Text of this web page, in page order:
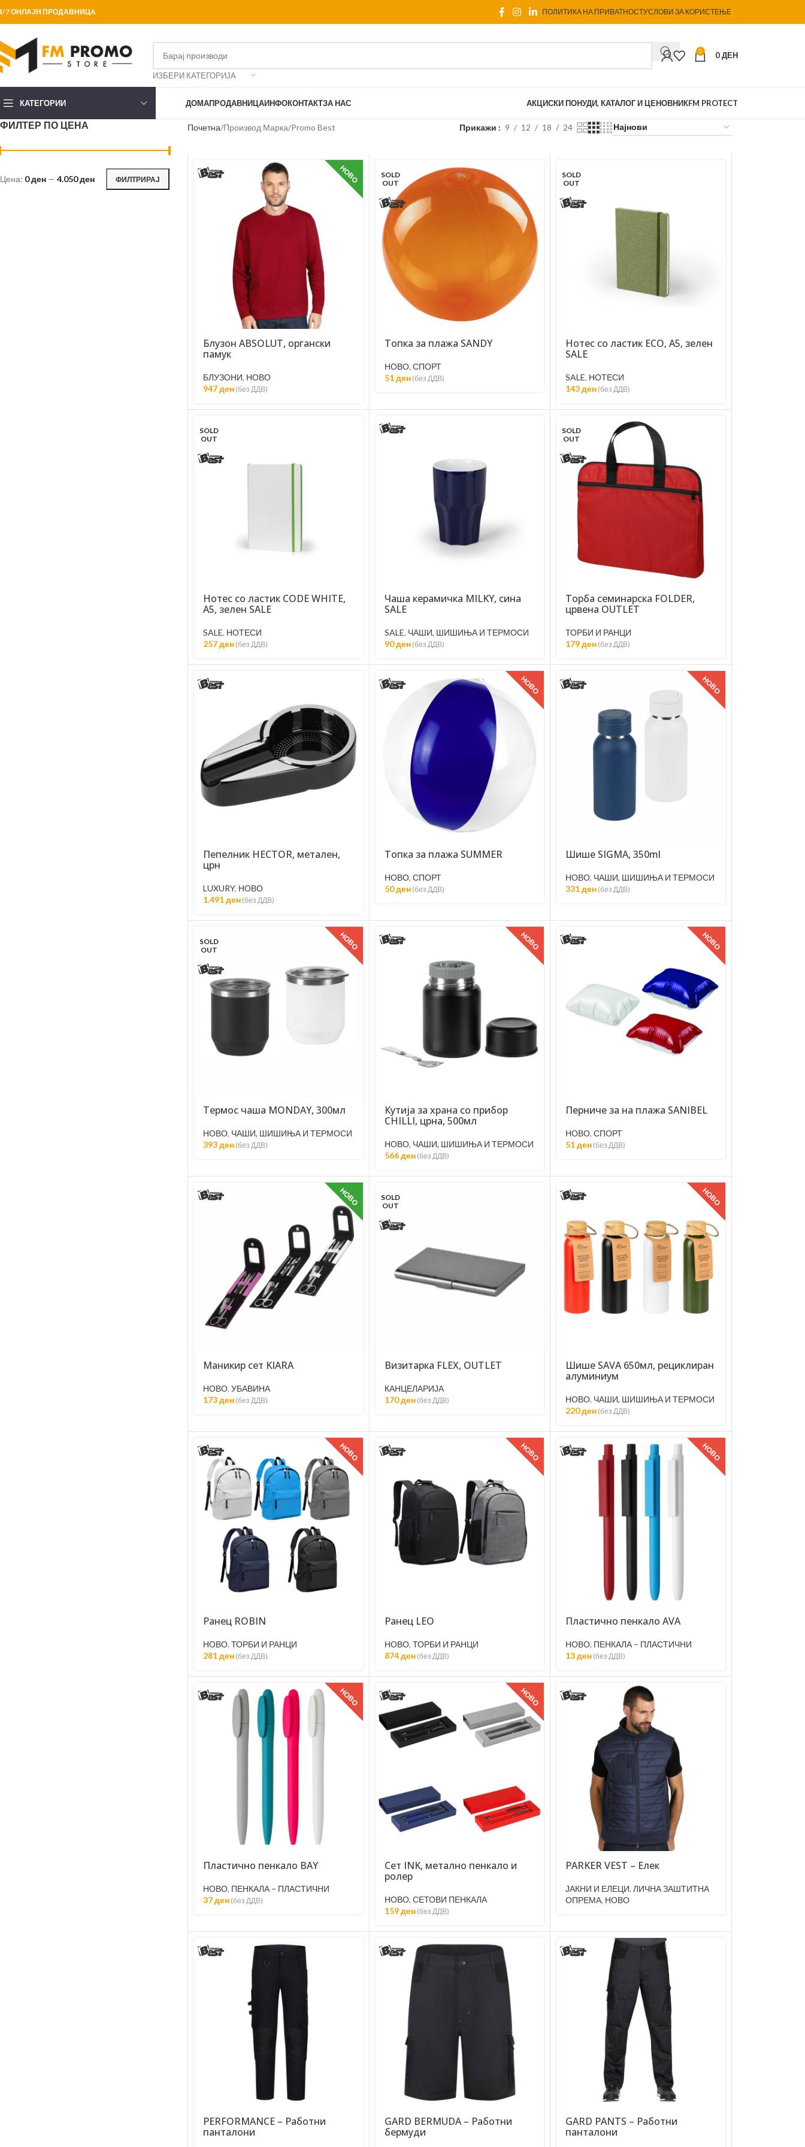
7 ОНЛАЈН ПРОДАВНИЦA ПОЛИТИКА НА ПРИВАТНОСТУСЛОВИ ЗА КОРИСТЕЊЕ
ИЗБЕРИ КАТЕГОРИЈА
0 0ДЕН
КАТЕГОРИИ ДОМАПРОДАВНИЦАИНФОКОНТАКТЗА НАС АКЦИСКИ ПОНУДИ, КАТАЛОГ И ЦЕНОВНИКFM PROTECT
ФИЛТЕР ПО ЦЕНА
ФИЛТРИРАЈ
Цена: 0 ден — 4.050 ден
Почетна Производ Марка Promo Best Прикажи 9 12 18 24
НОВО
Блузон ABSOLUT, органски
памук
БЛУЗОНИ, НОВО
947ден(без ДДВ)
SOLD
OUT
Топка за плажа SANDY
НОВО, СПОРТ
51ден(без ДДВ)
SOLD
OUT
Нотес со ластик ECO, А5, зелен
SALE
SALE, НОТЕСИ
143ден (без ДДВ)
SOLD
OUT
Нотес со ластик CODE WHITE,
А5, зелен SALE
SALE, НОТЕСИ
257ден(без ДДВ)
Чаша керамичка MILKY, сина
SALE
SALE, ЧАШИ, ШИШИЊА И ТЕРМОСИ
90ден(без ДДВ)
SOLD
OUT
Торба семинарска FOLDER,
црвена OUTLET
ТОРБИ И РАНЦИ
179ден (без ДДВ)
Пепелник HECTOR, метален,
црн
LUXURY, НОВО
1.491ден(без ДДВ)
НОВО
Топка за плажа SUMMER
НОВО, СПОРТ
50ден(без ДДВ)
НОВО
Шише SIGMA, 350ml
НОВО, ЧАШИ, ШИШИЊА И ТЕРМОСИ
331ден (без ДДВ)
SOLD
OUT
НОВО
Термос чаша MONDAY, 300мл
НОВО, ЧАШИ, ШИШИЊА И ТЕРМОСИ
393ден(без ДДВ)
НОВО
Кутија за храна со прибор
CHILLI, црна, 500мл
НОВО, ЧАШИ, ШИШИЊА И ТЕРМОСИ
566ден(без ДДВ)
НОВО
Перниче за на плажа SANIBEL
НОВО,СПОРТ
51ден (без ДДВ)
НОВО
Маникир сет KIARA
НОВО, УБАВИНА
173ден(без ДДВ)
SOLD
OUT
Визитарка FLEX, OUTLET
КАНЦЕЛАРИЈА
170ден(без ДДВ)
НОВО
Шише SAVA 650мл, рециклиран
алуминиум
НОВО, ЧАШИ, ШИШИЊА И ТЕРМОСИ
220ден (без ДДВ)
НОВО
Ранец ROBIN
НОВО, ТОРБИ И РАНЦИ
281ден(без ДДВ)
НОВО
Ранец LEO
НОВО, ТОРБИ И РАНЦИ
874ден(без ДДВ)
НОВО
Пластично пенкало AVA
НОВО, ПЕНКАЛА – ПЛАСТИЧНИ
13ден (без ДДВ)
НОВО
Пластично пенкало BAY
НОВО, ПЕНКАЛА – ПЛАСТИЧНИ
37ден(без ДДВ)
НОВО
Сет INK, метално пенкало и
ролер
НОВО, СЕТОВИ ПЕНКАЛА
159ден(без ДДВ)
PARKER VEST – Елек
ЈАКНИ И ЕЛЕЦИ,ЛИЧНА ЗАШТИТНА
ОПРЕМА, НОВО
PERFORMANCE – Работни
панталони
GARD BERMUDA – Работни
бермуди
GARD PANTS – Работни
панталони